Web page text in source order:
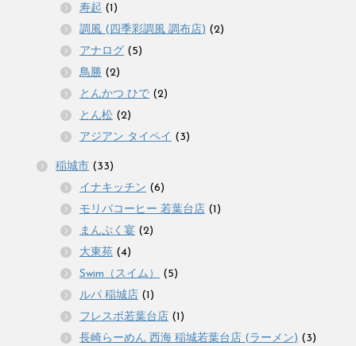
寿起 (1)
調風 (四季彩調風 調布店) (2)
アナログ (5)
鳥勝 (2)
とんかつ ひで (2)
とん松 (2)
アジアン タイペイ (3)
稲城市 (33)
イナキッチン (6)
モリバコーヒー 若葉台店 (1)
まんぷく宴 (2)
大東苑 (4)
Swim（スイム）
(5)
ルパ 稲城店 (1)
フレスポ若葉台店 (1)
長崎らーめん 西海 稲城若葉台店 (ラーメン) (3)